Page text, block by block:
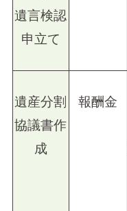
遺言検認
申立て
遺産分割
協議書作
成
報酬金